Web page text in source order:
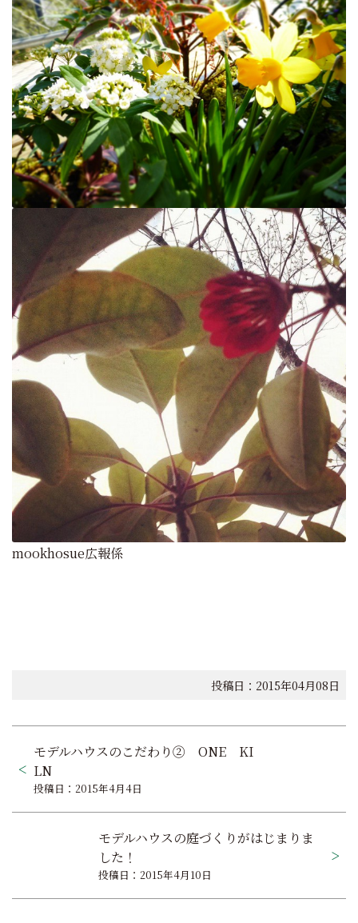
mookhosue広報係
投稿日：2015年04月08日
投
稿
ナ
ー
モデルハウスのこだわり② ONE KI
LN
投稿日：2015年4月4日
モデルハウスの庭づくりがはじまりま
した！
投稿日：2015年4月10日